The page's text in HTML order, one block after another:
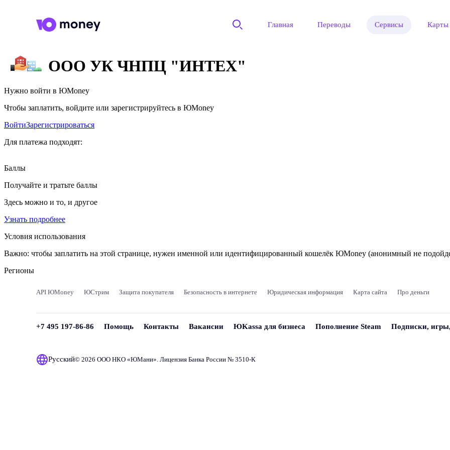
Главная Переводы Сервисы Карты
ООО УК ЧНПЦ "ИНТЕХ"
Нужно войти в ЮMoney
Чтобы заплатить, войдите или зарегистрируйтесь в ЮMoney
ВойтиЗарегистрироваться
Для платежа подходят:
Баллы
Получайте и тратьте баллы
Здесь можно и то, и другое
Узнать подробнее
Условия использования
Важно: чтобы заплатить на этой странице, нужен именной или идентифицированный кошелёк ЮMoney (анонимный не
Регионы
API ЮMoney ЮСтрим Защита покупателя Безопасность в интернете Юридическая информация Карта сайта Про деньги
+7 495 197-86-86 Помощь Контакты Вакансии ЮKassa для бизнеса Пополнение Steam Подписки,
Русский© 2026 ООО НКО «ЮМани». Лицензия Банка России № 3510‑К